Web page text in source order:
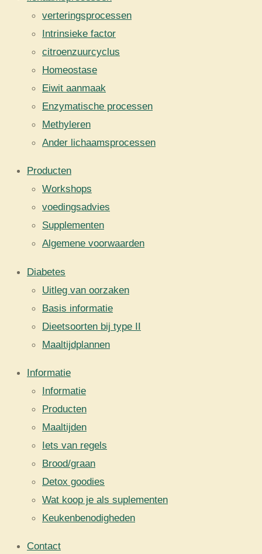
verteringsprocessen
Intrinsieke factor
citroenzuurcyclus
Homeostase
Eiwit aanmaak
Enzymatische processen
Methyleren
Ander lichaamsprocessen
Producten
Workshops
voedingsadvies
Supplementen
Algemene voorwaarden
Diabetes
Uitleg van oorzaken
Basis informatie
Dieetsoorten bij type II
Maaltijdplannen
Informatie
Informatie
Producten
Maaltijden
Iets van regels
Brood/graan
Detox goodies
Wat koop je als suplementen
Keukenbenodigheden
Contact